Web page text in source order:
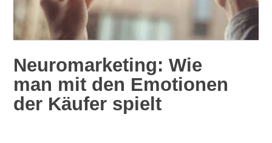
Neuromarketing: Wie
man mit den Emotionen
der Käufer spielt